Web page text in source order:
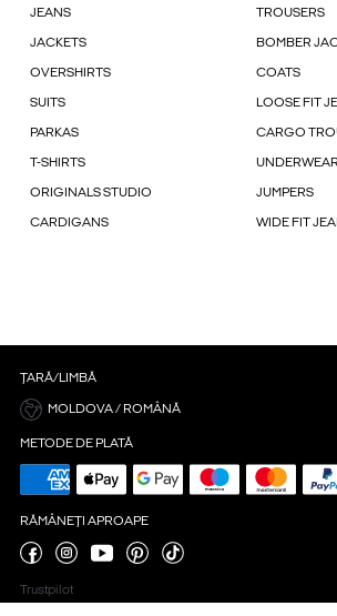
JEANS TROUSERS
JACKETS BOMBER
OVERSHIRTS COATS
SUITS LOOSE FIT
PARKAS CARGO
T-SHIRTS UNDERWEAR
ORIGINALS STUDIO JUMPERS
CARDIGANS WIDE FIT
ȚARĂ/LIMBĂ
MOLDOVA / ROMÂNĂ
METODE DE PLATĂ
RĂMÂNEȚI APROAPE
Trustpilot